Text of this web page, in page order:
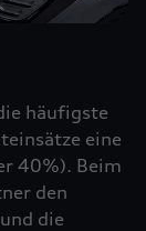
häufigste
eine
40%). Beim
den
die